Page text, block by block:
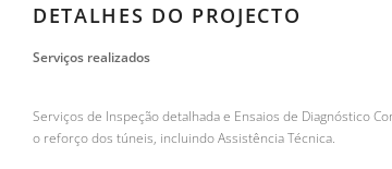
DETALHES DO PROJECTO
Serviços realizados
Serviços de Inspeção detalhada e Ensaios de Diagnóstico
o reforço dos túneis, incluindo Assistência Técnica.